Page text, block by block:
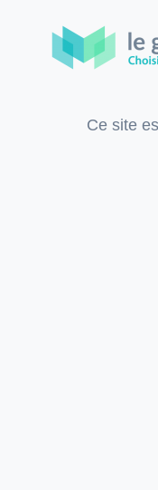
Ce site